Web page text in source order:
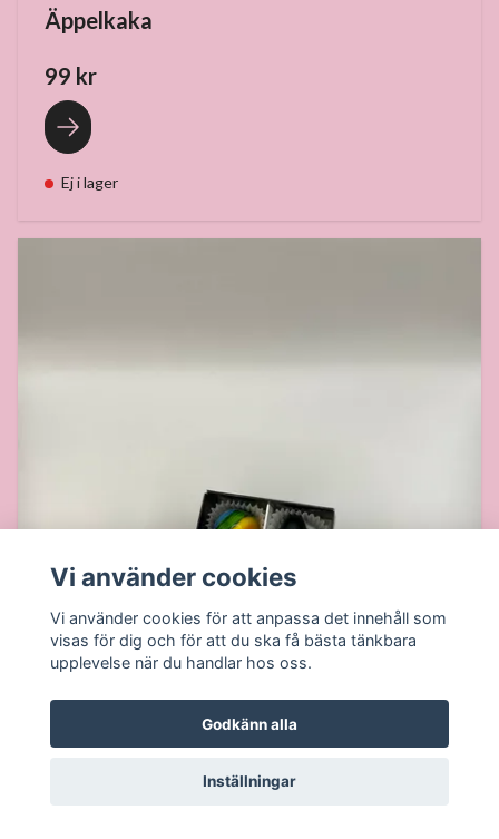
Äppelkaka
99 kr
Ej i lager
Vi använder cookies
Vi använder cookies för att anpassa det innehåll som
visas för dig och för att du ska få bästa tänkbara
upplevelse när du handlar hos oss.
Godkänn alla
Inställningar